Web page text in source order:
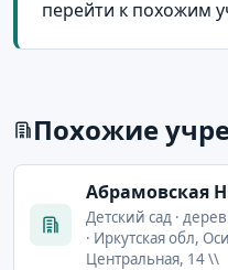
перейти к похожим
Похожие
Абрамовская
Детский сад ·
· Иркутская обл,
Центральная, 14 \\